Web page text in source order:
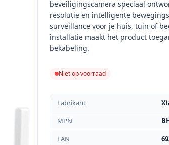
beveiligingscamera speciaal
resolutie en intelligente
surveillance voor je huis, tuin of
installatie maakt het product
bekabeling.
Niet op voorraad
Fabrikant
MPN
EAN